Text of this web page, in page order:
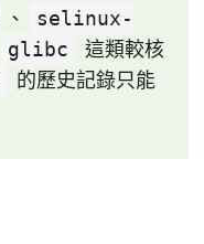
、
selinux-
glibc
這類較核
的歷史記錄只能